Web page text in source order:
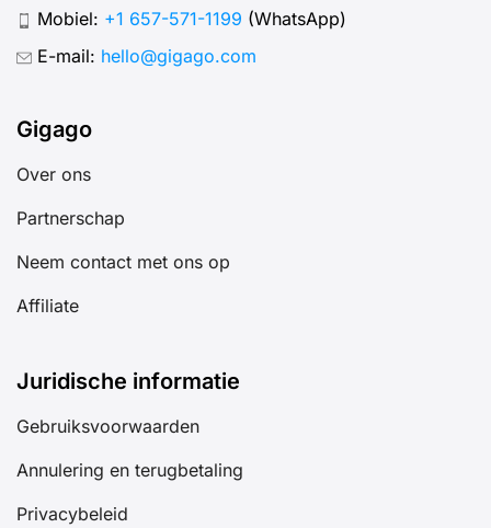
Mobiel: +1 657-571-1199 (WhatsApp)
E-mail: hello@gigago.com
Gigago
Over ons
Partnerschap
Neem contact met ons op
Affiliate
Juridische informatie
Gebruiksvoorwaarden
Annulering en terugbetaling
Privacybeleid